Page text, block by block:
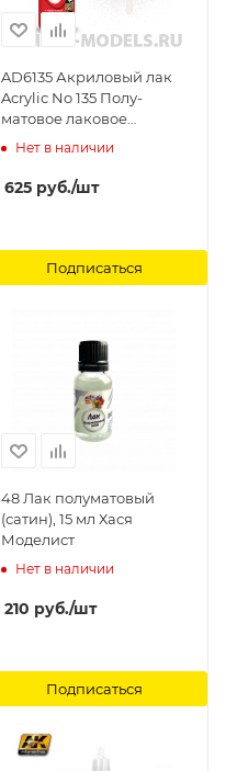
AD6135 Акриловый лак
Acrylic No 135 Полу-
матовое лаковое
покрытие - Modellers
Нет в наличии
625 руб./шт
Подписаться
48 Лак полуматовый
(сатин), 15 мл Хася
Моделист
Нет в наличии
210 руб./шт
Подписаться